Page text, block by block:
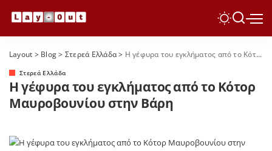
Layout > Blog> Στερεά Ελλάδα> Η γέφυρα του εγκλήματος από το Κότορ Μαυροβουνίου στην Βάρη
Στερεά Ελλάδα
Η γέφυρα του εγκλήματος από το Κότορ
Μαυροβουνίου στην Βάρη